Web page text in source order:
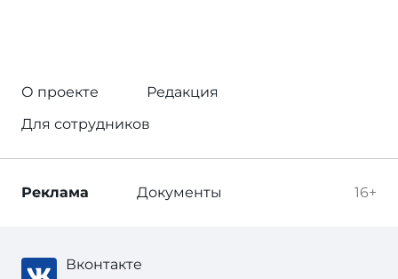
О проекте
Редакция
Для сотрудников
16+
Реклама Документы
Вконтакте